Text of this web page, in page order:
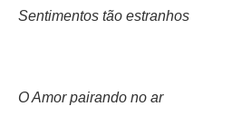
Sentimentos tão estranhos
O Amor pairando no ar